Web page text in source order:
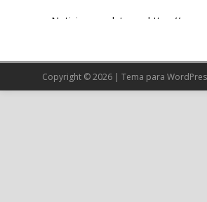
Noticia completa en: https://
Cargar más
Copyright © 2026 | Tema para